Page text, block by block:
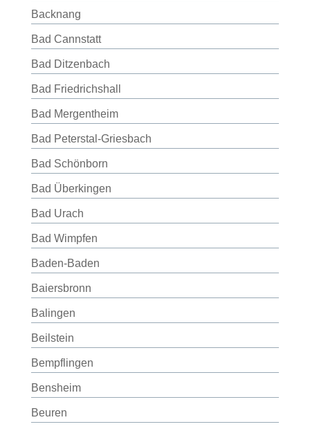
Backnang
Bad Cannstatt
Bad Ditzenbach
Bad Friedrichshall
Bad Mergentheim
Bad Peterstal-Griesbach
Bad Schönborn
Bad Überkingen
Bad Urach
Bad Wimpfen
Baden-Baden
Baiersbronn
Balingen
Beilstein
Bempflingen
Bensheim
Beuren